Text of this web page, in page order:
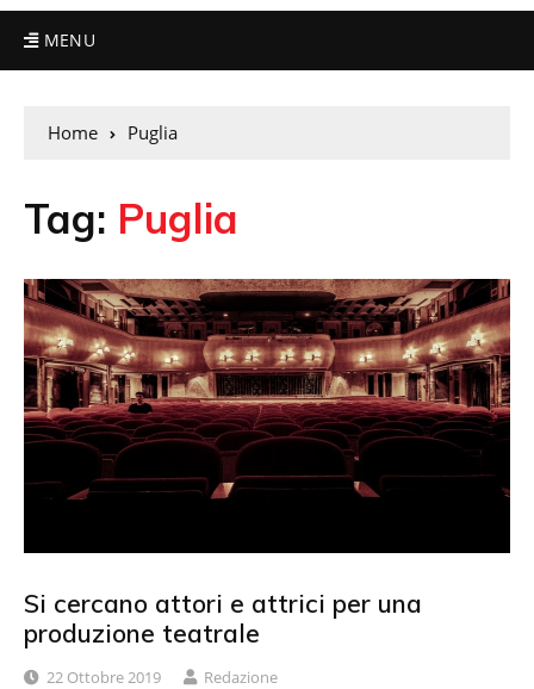
MENU
Home Puglia
Tag: Puglia
Si cercano attori e attrici per una
produzione teatrale
22 Ottobre 2019 Redazione